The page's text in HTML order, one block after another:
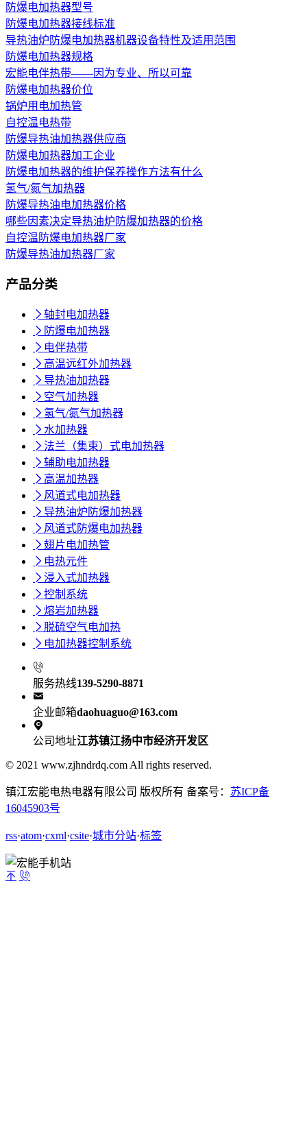
防爆电加热器型号
防爆电加热器接线标准
导热油炉防爆电加热器机器设备特性及适用范围
防爆电加热器规格
宏能电伴热带——因为专业、所以可靠
防爆电加热器价位
锅炉用电加热管
自控温电热带
防爆导热油加热器供应商
防爆电加热器加工企业
防爆电加热器的维护保养操作方法有什么
氢气/氮气加热器
防爆导热油电加热器价格
哪些因素决定导热油炉防爆加热器的价格
自控温防爆电加热器厂家
防爆导热油加热器厂家
产品分类
 轴封电加热器
 防爆电加热器
 电伴热带
 高温远红外加热器
 导热油加热器
 空气加热器
 氢气/氮气加热器
 水加热器
 法兰（集束）式电加热器
 辅助电加热器
 高温加热器
 风道式电加热器
 导热油炉防爆加热器
 风道式防爆电加热器
 翅片电加热管
 电热元件
 浸入式加热器
 控制系统
 熔岩加热器
 脱硫空气电加热
 电加热器控制系统

服务热线139-5290-8871

企业邮箱daohuaguo@163.com

公司地址江苏镇江扬中市经济开发区
© 2021 www.zjhndrdq.com All rights reserved.
镇江宏能电热电器有限公司 版权所有 备案号： 苏ICP备
16045903号
rss·atom·cxml·csite·城市分站·标签
 